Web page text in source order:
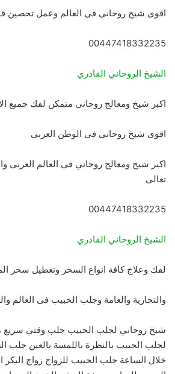
اقوى شيخ روحانى فى العالم وعمل تحصين
00447418332235
الشيخ الروحاني القادري
اكبر شيخ ومعالج روحانى متمكن لفك جميع
اقوى شيخ روحانى فى الوطن العربى
اكبر شيخ ومعالج روحاني فى العالم العربى
تعالى
00447418332235
الشيخ الروحاني القادري
لفك وعلاج كافة انواع السحر وتعطيل سحر
والتجارية والعامة وجلب الحبيب فى العالم
شيخ روحاني لجلب الحبيب جلب وقتي
لجلب الحبيب بالنظرة باللمسة بالعين جلب
خلال الساعة جلب الحبيب للزواج زواج البكر